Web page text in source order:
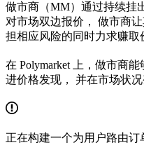
做市商（MM）通过持续挂
对市场双边报价， 做市商
担相应风险的同时力求赚取
在 Polymarket 上，做市商
进价格发现， 并在市场状况
正在构建一个为用户路由订